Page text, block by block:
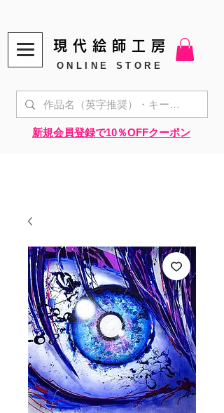
現代絵師工房
ONLINE STORE
​新規会員登録で10％OFFクーポン